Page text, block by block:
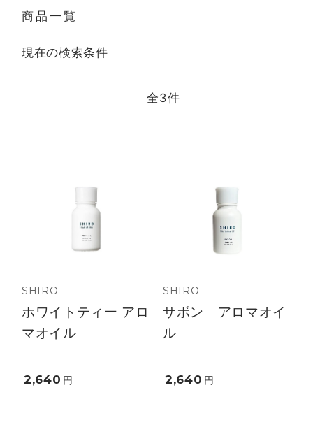
商品一覧
現在の検索条件
全3件
SHIRO
ホワイトティー アロ
マオイル
2,640 円
SHIRO
サボン アロマオイ
ル
2,640 円